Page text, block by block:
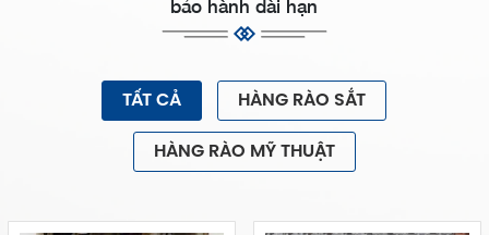
bảo hành dài hạn
TẤT CẢ HÀNG RÀO SẮT
HÀNG RÀO MỸ THUẬT